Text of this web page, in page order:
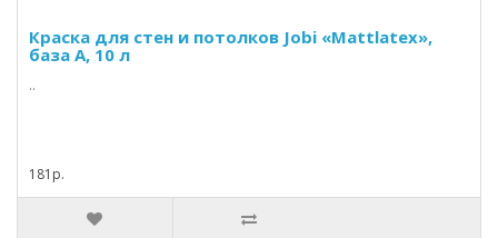
Краска для стен и потолков Jobi «Mattlatex»,
база А, 10 л
..
181р.